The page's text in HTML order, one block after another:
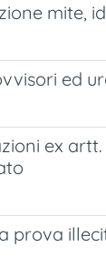
mite,
ed
ex
prova